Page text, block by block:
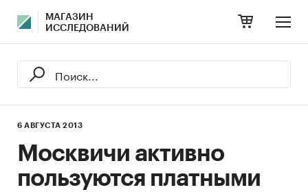
МАГАЗИН
ИССЛЕДОВАНИЙ
6 АВГУСТА 2013
Москвичи активно
пользуются платными